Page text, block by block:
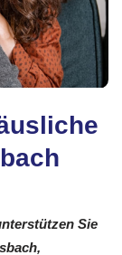
Sie